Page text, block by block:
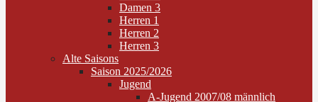
Damen 3
Herren 1
Herren 2
Herren 3
Alte Saisons
Saison 2025/2026
Jugend
A-Jugend 2007/08 männlich